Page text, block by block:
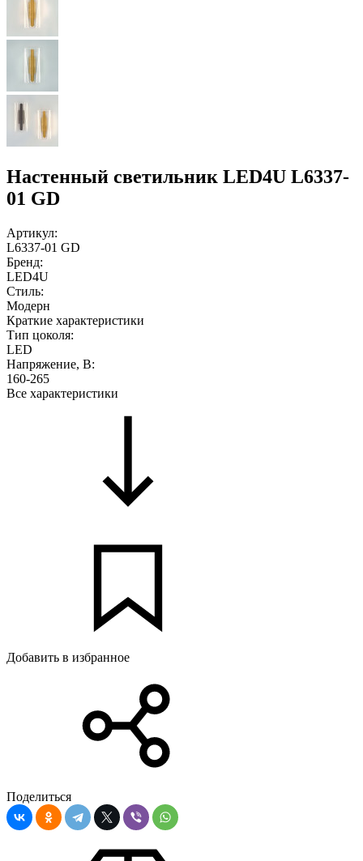
Настенный светильник LED4U L6337-
01 GD
Артикул:
L6337-01 GD
Бренд:
LED4U
Стиль:
Модерн
Краткие характеристики
Тип цоколя:
LED
Напряжение, В:
160-265
Все характеристики
Добавить в избранное
Поделиться